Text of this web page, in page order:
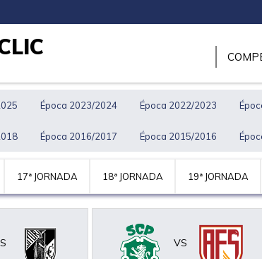
Época 2023/2024 Época 2022/2023
Época 2016/2017 Época 2015/2016
17ª JORNADA 18ª JORNADA 19ª JORNADA
VS